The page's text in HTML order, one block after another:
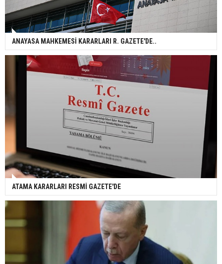
ANAYASA MAHKEMESİ KARARLARI R. GAZETE'DE..
ATAMA KARARLARI RESMİ GAZETE'DE